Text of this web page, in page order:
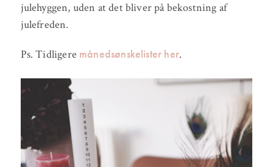
julehyggen, uden at det bliver på bekostning af
julefreden.
Ps. Tidligere månedsønskelister her.